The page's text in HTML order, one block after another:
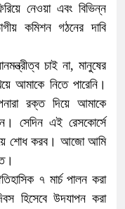
নেওয়া এবং বিভিন্ন
কমিশন গঠনের দাবি
চাই না, মানুষের
আমাকে নিতে পারেনি।
রক্ত দিয়ে আমাকে
সেদিন এই রেসকোর্সে
শোধ করব। আজো আমি
৭ মার্চ পালন করা
হিসেবে উদযাপন করা